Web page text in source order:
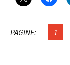
PAGINE: 1